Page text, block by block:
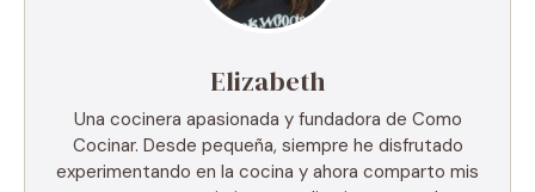
Elizabeth
Una cocinera apasionada y fundadora de Como
Cocinar. Desde pequeña, siempre he disfrutado
experimentando en la cocina y ahora comparto mis